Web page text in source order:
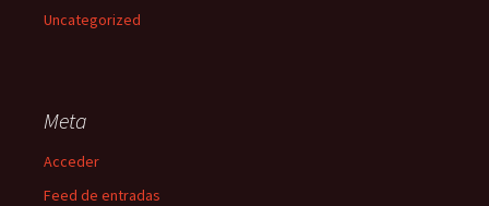
Uncategorized
Meta
Acceder
Feed de entradas